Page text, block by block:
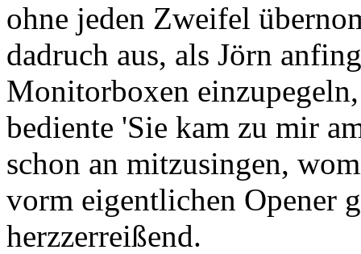
ohne jeden Zweifel
dadruch aus, als Jörn
Monitorboxen
bediente 'Sie kam zu mir
schon an mitzusingen,
vorm eigentlichen Opener
herzzerreißend.